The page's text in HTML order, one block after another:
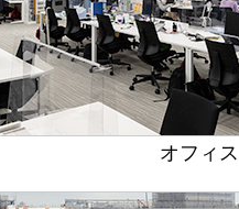
オフィス